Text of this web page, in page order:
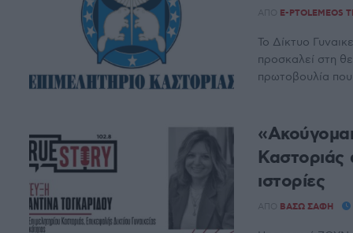
ΑΠΌ E-PTOLEMEOS
Το Δίκτυο
προσκαλεί στη
πρωτοβουλία που
Καστοριάς
ιστορίες
ΑΠΌ ΒΆΣΩ ΣΆΦΗ